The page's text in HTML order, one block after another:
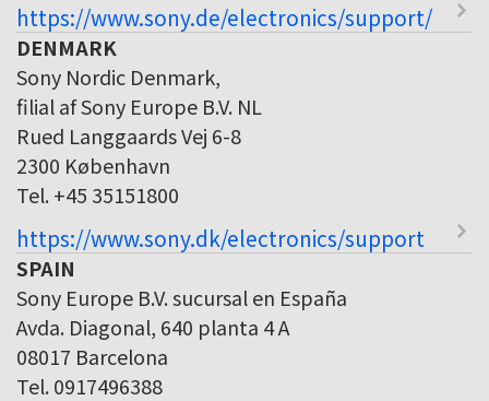
https://www.sony.de/electronics/support/
DENMARK
Sony Nordic Denmark,
filial af Sony Europe B.V. NL
Rued Langgaards Vej 6-8
2300 København
Tel. +45 35151800
https://www.sony.dk/electronics/support
SPAIN
Sony Europe B.V. sucursal en España
Avda. Diagonal, 640 planta 4 A
08017 Barcelona
Tel. 0917496388